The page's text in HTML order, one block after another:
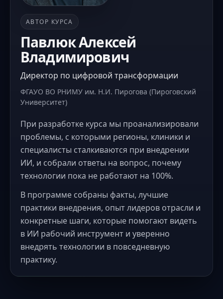
АВТОР КУРСА
Павлюк Алексей
Владимирович
Директор по цифровой трансформации
ФГАУО ВО РНИМУ им. Н.И. Пирогова (Пироговский
Университет)
При разработке курса мы проанализировали
проблемы, с которыми регионы, клиники и
специалисты сталкиваются при внедрении
ИИ, и собрали ответы на вопрос, почему
технологии пока не работают на 100%.
В программе собраны факты, лучшие
практики внедрения, опыт лидеров отрасли и
конкретные шаги, которые помогают видеть
в ИИ рабочий инструмент и уверенно
внедрять технологии в повседневную
практику.